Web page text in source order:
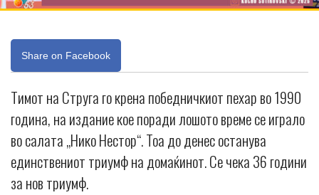
Share on Facebook
Тимот на Струга го крена победничкиот пехар во 1990
година, на издание кое поради лошото време се играло
во салата „Нико Нестор“. Тоа до денес останува
единствениот триумф на домаќинот. Се чека 36 години
за нов триумф.